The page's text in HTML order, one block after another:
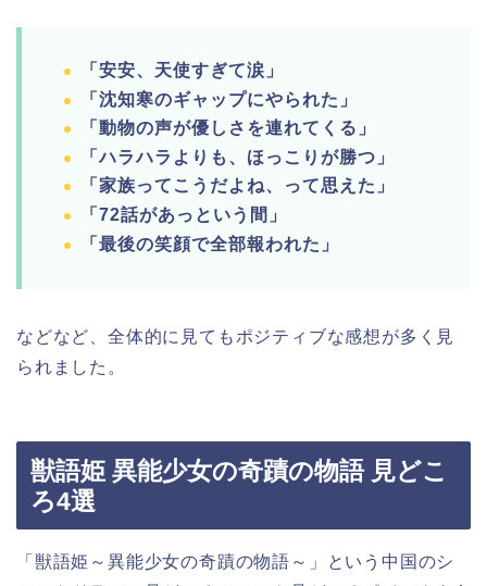
「安安、天使すぎて涙」
「沈知寒のギャップにやられた」
「動物の声が優しさを連れてくる」
「ハラハラよりも、ほっこりが勝つ」
「家族ってこうだよね、って思えた」
「72話があっという間」
「最後の笑顔で全部報われた」
などなど、全体的に見てもポジティブな感想が多く見
られました。
獣語姫 異能少女の奇蹟の物語 見どこ
ろ4選
「獣語姫～異能少女の奇蹟の物語～」という中国のシ